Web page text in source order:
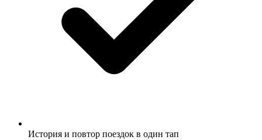
История и повтор поездок в один тап